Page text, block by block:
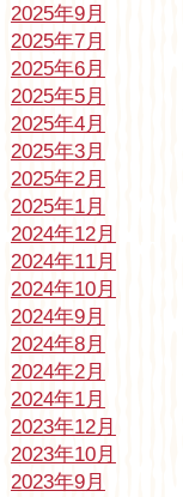
2025年9月
2025年7月
2025年6月
2025年5月
2025年4月
2025年3月
2025年2月
2025年1月
2024年12月
2024年11月
2024年10月
2024年9月
2024年8月
2024年2月
2024年1月
2023年12月
2023年10月
2023年9月